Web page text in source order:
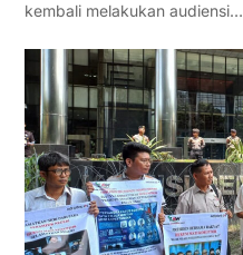
kembali melakukan audiensi…